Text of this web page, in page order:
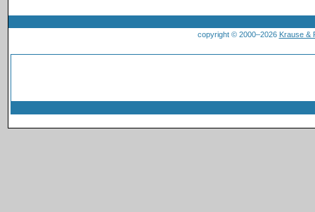
copyright © 2000–2026 Krause &